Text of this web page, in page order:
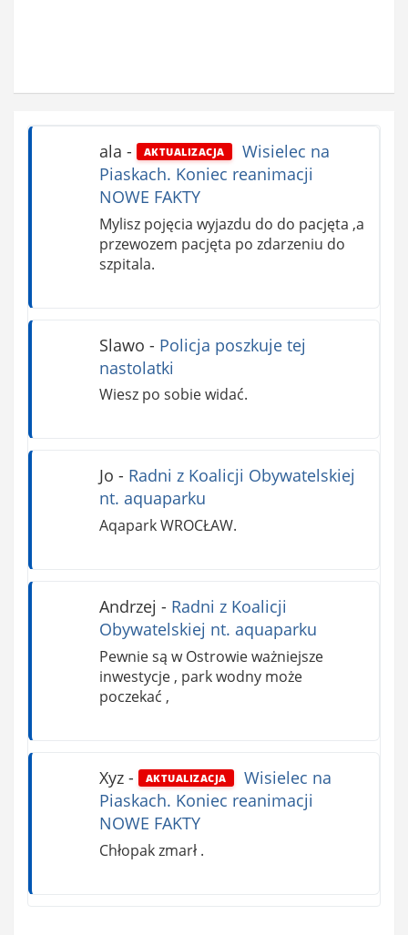
ala - AKTUALIZACJA
Wisielec na
Piaskach. Koniec reanimacji
NOWE FAKTY
Mylisz pojęcia wyjazdu do do pacjęta ,a
przewozem pacjęta po zdarzeniu do
szpitala.
Slawo - Policja poszkuje tej
nastolatki
Wiesz po sobie widać.
Jo - Radni z Koalicji Obywatelskiej
nt. aquaparku
Aqapark WROCŁAW.
Andrzej - Radni z Koalicji
Obywatelskiej nt. aquaparku
Pewnie są w Ostrowie ważniejsze
inwestycje , park wodny może
poczekać ,
Xyz- AKTUALIZACJA
Wisielec na
Piaskach. Koniec reanimacji
NOWE FAKTY
Chłopak zmarł .